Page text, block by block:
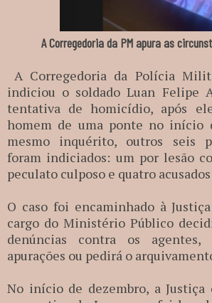
A Corregedoria da PM apura as
A Corregedoria da Polícia
indiciou o soldado Luan Felipe
tentativa de homicídio, após
homem de uma ponte no início
mesmo inquérito, outros seis
foram indiciados: um por lesão
peculato culposo e quatro
O caso foi encaminhado à
cargo do Ministério Público
denúncias contra os agentes,
apurações ou pedirá o
No início de dezembro, a Justiça